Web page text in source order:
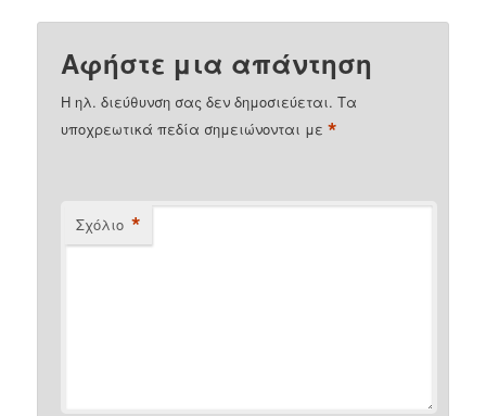
Αφήστε μια απάντηση
Η ηλ. διεύθυνση σας δεν δημοσιεύεται. Τα
υποχρεωτικά πεδία σημειώνονται με*
Σχόλιο *